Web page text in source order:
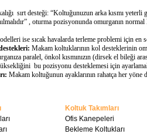
sırt desteği: “Koltuğunuzun arka kısmı
, oturma pozisyonunda omurganın
ise sıcak havalarda terleme problemi için
Makam koltuklarının kol desteklerinin
paralel, önkol kısmınızın (dirsek el bileği
bu pozisyonu desteklemesi için
Makam koltuğunun ayaklarının rahatça her
Koltuk Takımları
Ofis Kanepeleri
Bekleme Koltukları